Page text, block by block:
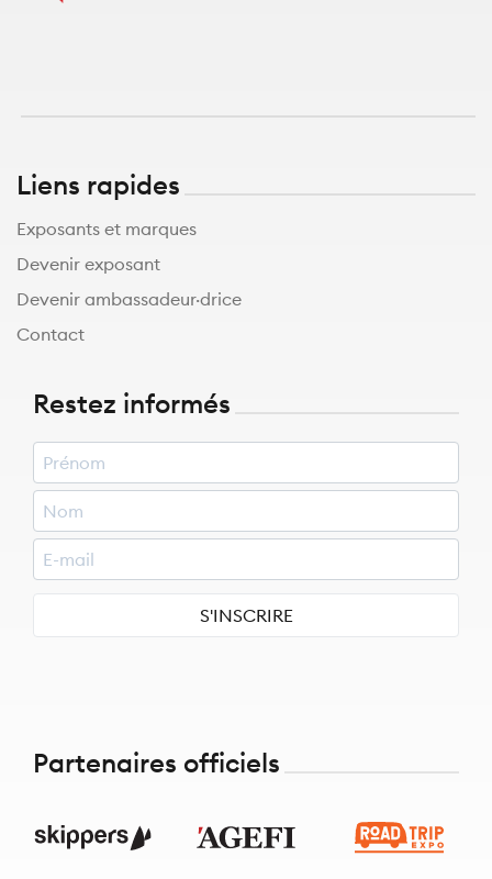
Liens rapides
Exposants et marques
Devenir exposant
Devenir ambassadeur·drice
Contact
Restez informés
S'INSCRIRE
Partenaires officiels